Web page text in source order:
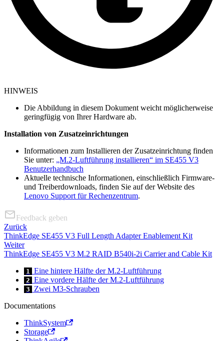
HINWEIS
Die Abbildung in diesem Dokument weicht möglicherweise
geringfügig von Ihrer Hardware ab.
Installation von Zusatzeinrichtungen
Informationen zum Installieren der Zusatzeinrichtung finden
Sie unter: „M.2-Luftführung installieren“ im SE455 V3
Benutzerhandbuch
Aktuelle technische Informationen, einschließlich Firmware‑
und Treiberdownloads, finden Sie auf der Website des
Lenovo Support für Rechenzentrum.
Feedback geben
Zurück
ThinkEdge SE455 V3 Full Length Adapter Enablement Kit
Weiter
ThinkEdge SE455 V3 M.2 RAID B540i-2i Carrier and Cable Kit
1 Eine hintere Hälfte der M.2-Luftführung
2 Eine vordere Hälfte der M.2-Luftführung
3 Zwei M3-Schrauben
Documentations
ThinkSystem
Storage